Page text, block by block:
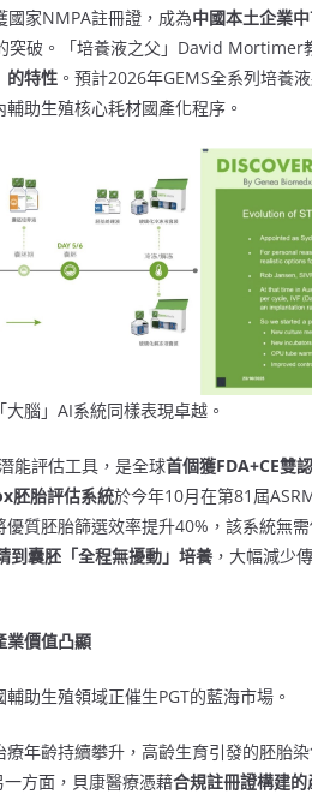
家NMPA註冊證，成為中國本土企業
突破。「培養液之父」David Mortimer
的特性 。預計2026年GEMS全系列培養
助生殖核心耗材國產化程序。
腦」AI系統同樣表現卓越。
能評估工具，是全球首個獲FDA+CE雙
胚胎評估系統於今年10月在第81屆
質胚胎篩選效率提升40%，該系統無
到囊胚「全程無擾動」培養 ，大幅減少
業價值凸顯
助生殖領域正催生PGT的藍海市場。
年齡持續攀升，高齡生育引發的胚胎
方面，貝康醫療憑藉合規註冊證構建